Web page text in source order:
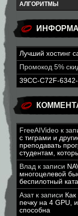
АЛГОРИТМЫ
Лучший хостинг
Промокод 5%
39CC-C72F-
FreeAIVideo к
с тиграми и
преподавать
студентам,
Влад к записи
многоцелевой
беспилотный
Азатк записи
печку на 4 GPU,
способна